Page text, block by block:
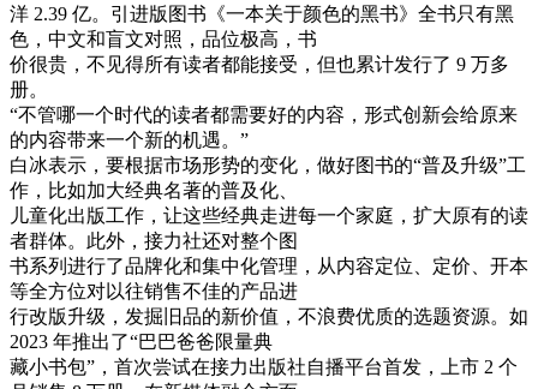
洋 2.39 亿。引进版图书《一本关于颜色的黑书》全书只有黑
色，中文和盲文对照，品位极高，书
价很贵，不见得所有读者都能接受，但也累计发行了 9 万多
册。
“不管哪一个时代的读者都需要好的内容，形式创新会给原来
的内容带来一个新的机遇。”
白冰表示，要根据市场形势的变化，做好图书的“普及升级”工
作，比如加大经典名著的普及化、
儿童化出版工作，让这些经典走进每一个家庭，扩大原有的读
者群体。此外，接力社还对整个图
书系列进行了品牌化和集中化管理，从内容定位、定价、开本
等全方位对以往销售不佳的产品进
行改版升级，发掘旧品的新价值，不浪费优质的选题资源。如
2023 年推出了“巴巴爸爸限量典
藏小书包”，首次尝试在接力出版社自播平台首发，上市 2 个